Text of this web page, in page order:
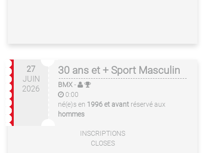
27
JUIN
2026
30 ans et + Sport Masculin
BMX-
0:00
né(e)s en 1996 et avant réservé aux
hommes
INSCRIPTIONS
CLOSES